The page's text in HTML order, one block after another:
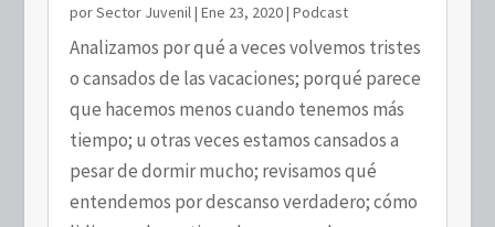
porSector Juvenil | Ene 23, 2020| Podcast
Analizamos por qué a veces volvemos tristes
o cansados de las vacaciones; porqué parece
que hacemos menos cuando tenemos más
tiempo; u otras veces estamos cansados a
pesar de dormir mucho; revisamos qué
entendemos por descanso verdadero; cómo